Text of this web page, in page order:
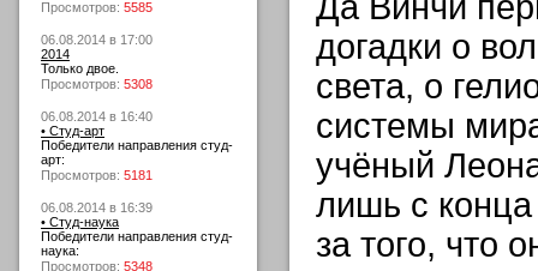
Просмотров: 5585
06.08.2014 в 17:00
2014
Только двое.
Просмотров: 5308
06.08.2014 в 16:40
• Студ-арт
Победители направления студ-
арт:
Просмотров: 5181
06.08.2014 в 16:39
• Студ-наука
Победители направления студ-
наука:
Просмотров: 5348
догадки о
света, о
системы
учёный
лишь с
за того, что